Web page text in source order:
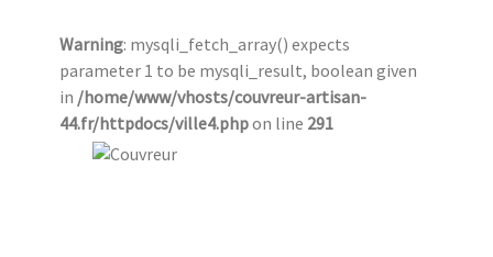
Warning: mysqli_fetch_array() expects
parameter 1 to be mysqli_result, boolean given
in /home/www/vhosts/couvreur-artisan-
44.fr/httpdocs/ville4.phpon line 291